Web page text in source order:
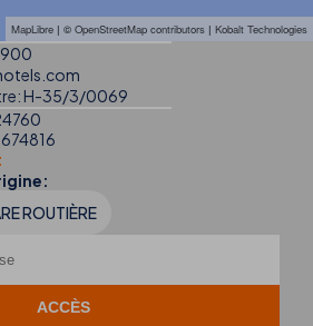
MapLibre | © OpenStreetMap contributors | Kobalt Technologies
900
H-35/3/0069
ROUTIÈRE